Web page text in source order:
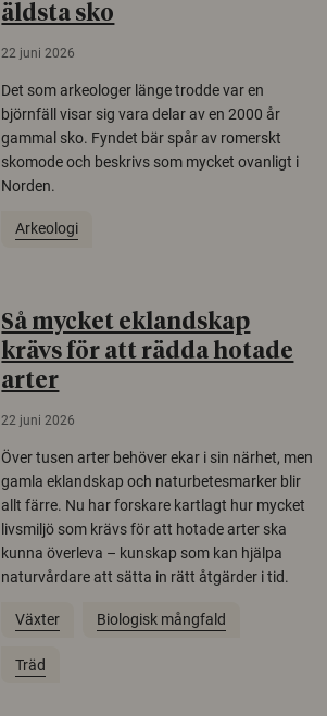
äldsta sko
22 juni 2026
Det som arkeologer länge trodde var en
björnfäll visar sig vara delar av en 2000 år
gammal sko. Fyndet bär spår av romerskt
skomode och beskrivs som mycket ovanligt i
Norden.
Arkeologi
Så mycket eklandskap
krävs för att rädda hotade
arter
22 juni 2026
Över tusen arter behöver ekar i sin närhet, men
gamla eklandskap och naturbetesmarker blir
allt färre. Nu har forskare kartlagt hur mycket
livsmiljö som krävs för att hotade arter ska
kunna överleva – kunskap som kan hjälpa
naturvårdare att sätta in rätt åtgärder i tid.
Växter Biologisk mångfald
Träd